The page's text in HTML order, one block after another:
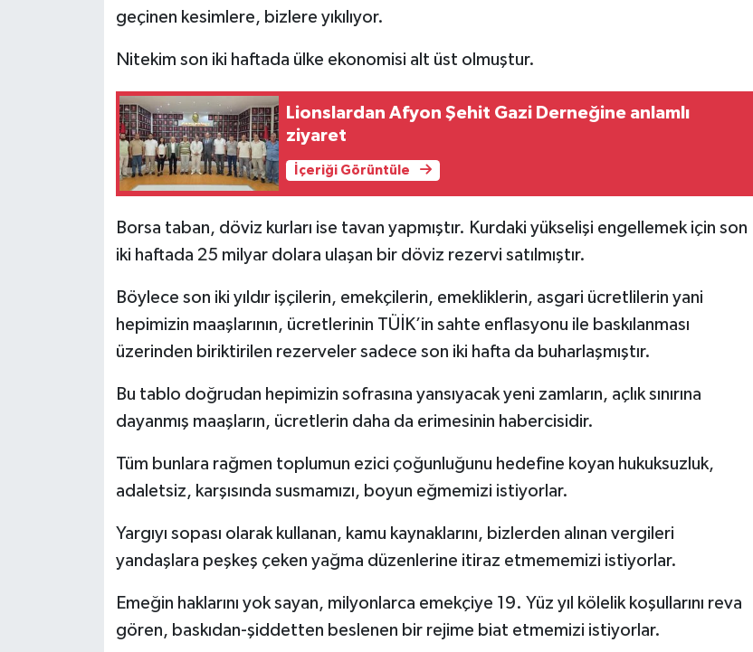
geçinen kesimlere, bizlere yıkılıyor.
Nitekim son iki haftada ülke ekonomisi alt üst olmuştur.
Lionslardan Afyon Şehit Gazi Derneğine anlamlı
ziyaret
İçeriği Görüntüle
Borsa taban, döviz kurları ise tavan yapmıştır. Kurdaki yükselişi engellemek için son
iki haftada 25 milyar dolara ulaşan bir döviz rezervi satılmıştır.
Böylece son iki yıldır işçilerin, emekçilerin, emekliklerin, asgari ücretlilerin yani
hepimizin maaşlarının, ücretlerinin TÜİK’in sahte enflasyonu ile baskılanması
üzerinden biriktirilen rezerveler sadece son iki hafta da buharlaşmıştır.
Bu tablo doğrudan hepimizin sofrasına yansıyacak yeni zamların, açlık sınırına
dayanmış maaşların, ücretlerin daha da erimesinin habercisidir.
Tüm bunlara rağmen toplumun ezici çoğunluğunu hedefine koyan hukuksuzluk,
adaletsiz, karşısında susmamızı, boyun eğmemizi istiyorlar.
Yargıyı sopası olarak kullanan, kamu kaynaklarını, bizlerden alınan vergileri
yandaşlara peşkeş çeken yağma düzenlerine itiraz etmememizi istiyorlar.
Emeğin haklarını yok sayan, milyonlarca emekçiye 19. Yüz yıl kölelik koşullarını reva
gören, baskıdan-şiddetten beslenen bir rejime biat etmemizi istiyorlar.